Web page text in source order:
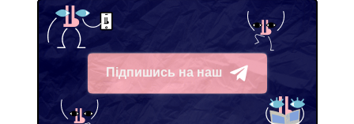
Підпишись на наш
Telegram